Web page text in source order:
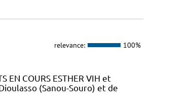
relevance: 100%
EN COURS ESTHER VIH et
(Sanou-Souro) et de